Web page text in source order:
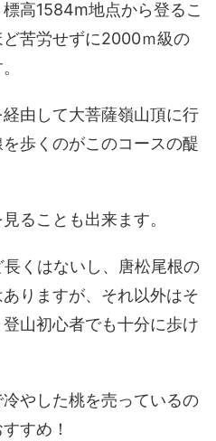
高1584m地点から登るこ
苦労せずに2000ｍ級の
経由して大菩薩嶺山頂に行
歩くのがこのコースの醍
ることも出来ます。
くはないし、唐松尾根の
りますが、それ以外はそ
山初心者でも十分に歩け
やした桃を売っているの
すめ！